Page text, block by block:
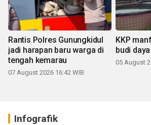
Rantis Polres Gunungkidul
jadi harapan baru warga di
tengah kemarau
07 August 2026 16:42 WIB
KKP
budi
05 August
Infografik